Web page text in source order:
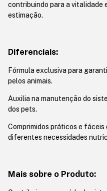
contribuindo para a vitalidade
estimação.
Diferenciais:
Fórmula exclusiva para
pelos animais.
Auxilia na manutenção do
dos pets.
Comprimidos práticos e fáceis
diferentes necessidades
Mais sobre o Produto: